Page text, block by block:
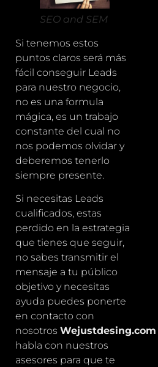
SEO and SEM
Si tenemos estos
puntos claros será más
fácil conseguir Leads
para nuestro negocio,
no es una formula
mágica, es un trabajo
constante del cual no
nos podemos olvidar y
deberemos tenerlo
siempre presente.
Si necesitas Leads
cualificados, estas
perdido en la estrategia
que tienes que seguir,
no sabes transmitir el
mensaje a tu público
objetivo y necesitas
ayuda puedes ponerte
en contacto con
nosotros Wejustdesing.com
habla con nuestros
asesores para que te